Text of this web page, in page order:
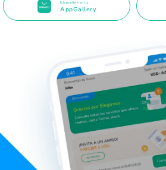
Disponible en la
AppGallery